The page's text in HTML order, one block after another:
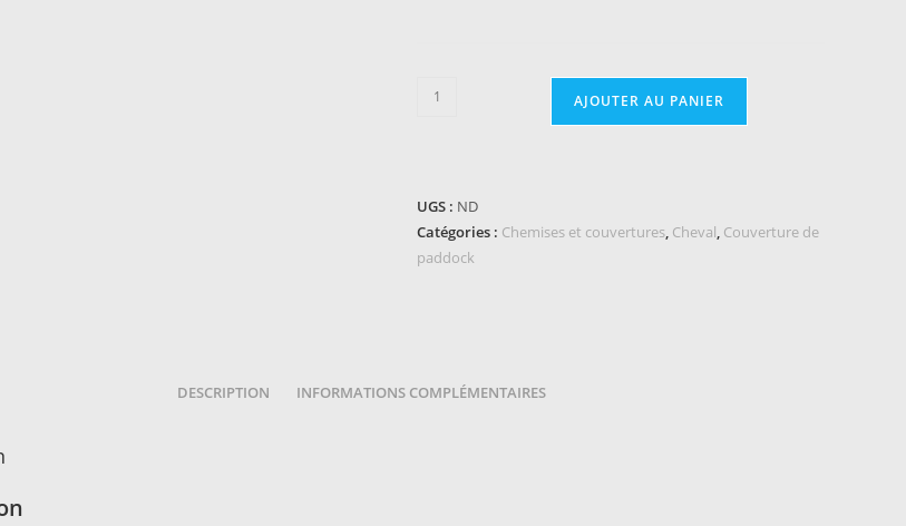
quantité
LAMI-
CELL
-
AJOUTER AU PANIER
UGS : ND
Catégories : Chemises et couvertures, Cheval, Couverture de
paddock
DESCRIPTION INFORMATIONS COMPLÉMENTAIRES